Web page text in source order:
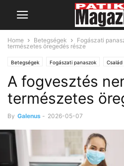
Home Betegségek Fogászati
természetes öregedés része
Betegségek Fogászati panaszok Család
A fogvesztés
természetes
By Galenus - 2026-05-07